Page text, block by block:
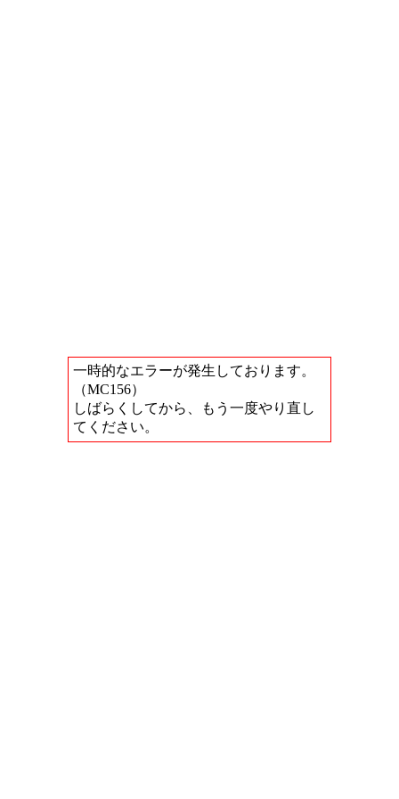
一時的なエラーが発生しております。
（MC156）
しばらくしてから、もう一度やり直し
てください。